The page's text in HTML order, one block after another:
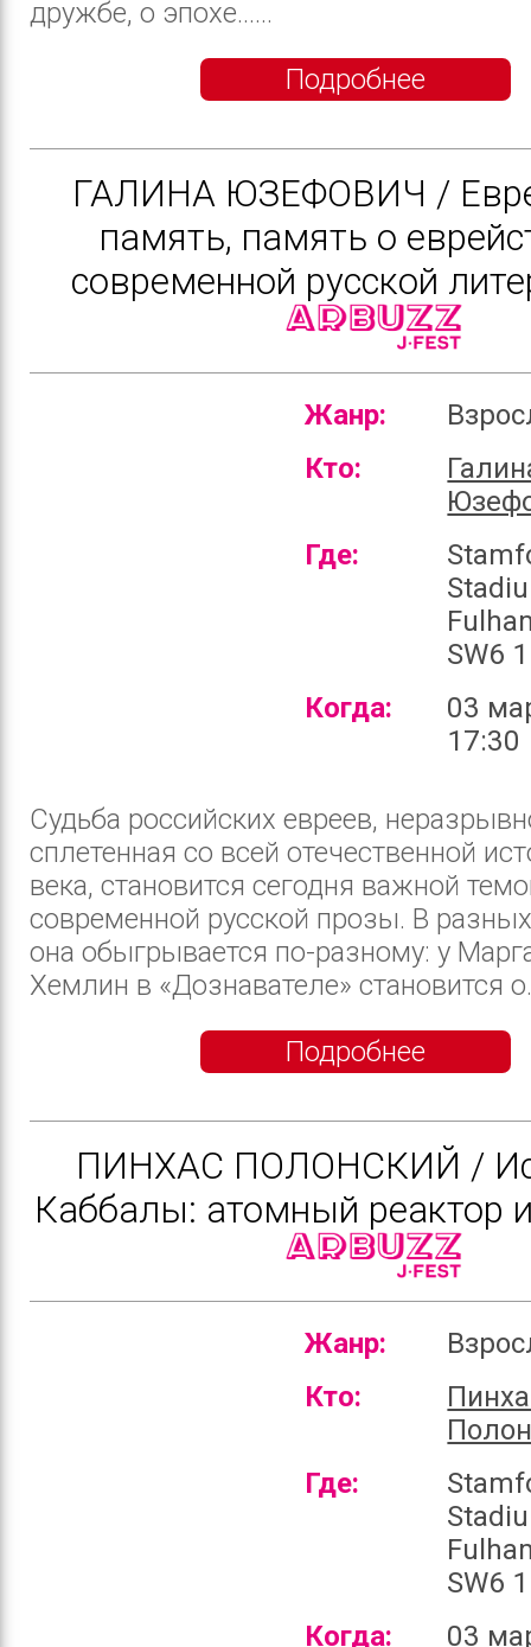
дружбе, о эпохе......
Подробнее
ГАЛИНА ЮЗЕФОВИЧ /
память, память о
современной русской
Жанр:
Кто:
Где:
SW6
Когда:
03
17:30
Судьба российских евреев,
сплетенная со всей отечественной
века, становится сегодня важной
современной русской прозы. В разных
она обыгрывается по-разному: у
Хемлин в «Дознавателе» становится
Подробнее
ПИНХАС ПОЛОНСКИЙ /
Каббалы: атомный реактор
Жанр:
Кто:
Где:
SW6
Когда:
03